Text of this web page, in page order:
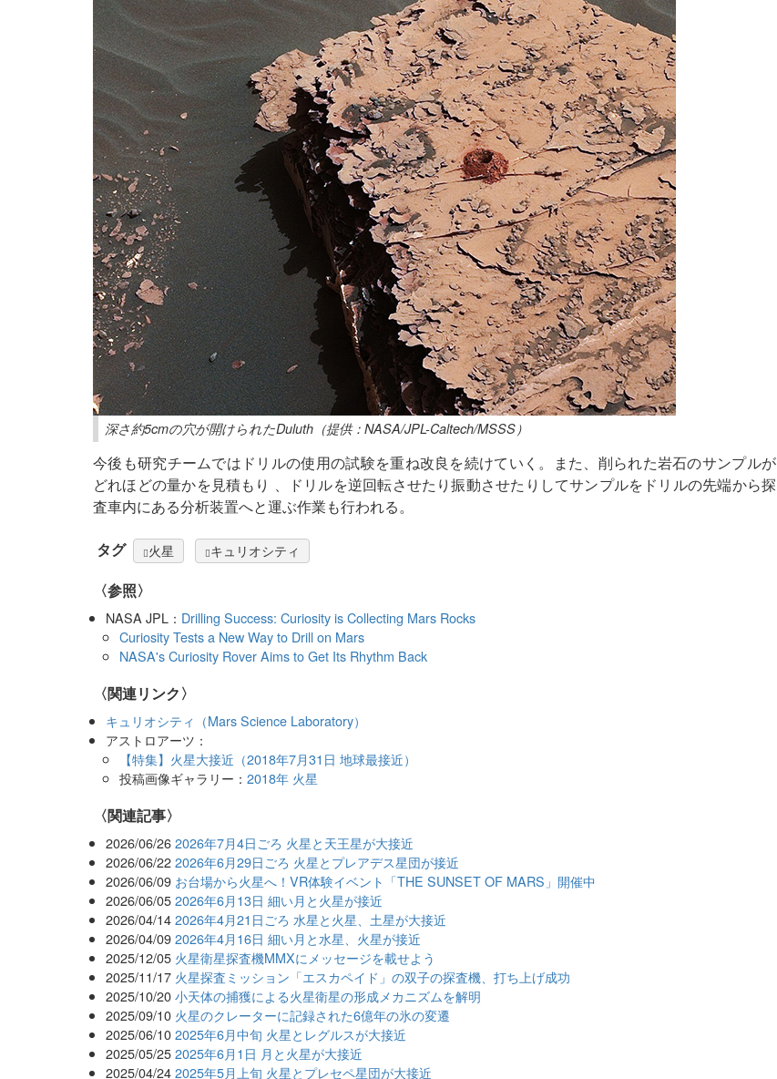
深さ約5cmの穴が開けられたDuluth（提供：NASA/JPL-Caltech/MSSS）
今後も研究チームではドリルの使用の試験を重ね改良を続けていく。また、削られた岩石のサンプルが
どれほどの量かを見積もり 、ドリルを逆回転させたり振動させたりしてサンプルをドリルの先端から探
査車内にある分析装置へと運ぶ作業も行われる。
タグ 火星 キュリオシティ
〈参照〉
NASA JPL： Drilling Success: Curiosity is Collecting Mars Rocks
Curiosity Tests a New Way to Drill on Mars
NASA's Curiosity Rover Aims to Get Its Rhythm Back
〈関連リンク〉
キュリオシティ（Mars Science Laboratory）
アストロアーツ：
【特集】火星大接近（2018年7月31日 地球最接近）
投稿画像ギャラリー： 2018年 火星
関連記事
2026/06/26 2026年7月4日ごろ 火星と天王星が大接近
2026/06/22 2026年6月29日ごろ 火星とプレアデス星団が接近
2026/06/09 お台場から火星へ！VR体験イベント「THE SUNSET OF MARS」開催中
2026/06/05 2026年6月13日 細い月と火星が接近
2026/04/14 2026年4月21日ごろ 水星と火星、土星が大接近
2026/04/09 2026年4月16日 細い月と水星、火星が接近
2025/12/05 火星衛星探査機MMXにメッセージを載せよう
2025/11/17 火星探査ミッション「エスカペイド」の双子の探査機、打ち上げ成功
2025/10/20 小天体の捕獲による火星衛星の形成メカニズムを解明
2025/09/10 火星のクレーターに記録された6億年の氷の変遷
2025/06/10 2025年6月中旬 火星とレグルスが大接近
2025/05/25 2025年6月1日 月と火星が大接近
2025/04/24 2025年5月上旬 火星とプレセペ星団が大接近